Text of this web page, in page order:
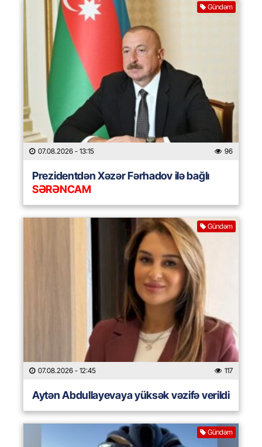
Gündəm
07.08.2026 - 13:15 96
Prezidentdən Xəzər Fərhadov ilə bağlı
SƏRƏNCAM
Gündəm
07.08.2026 - 12:45 117
Aytən Abdullayevaya yüksək vəzifə verildi
Gündəm